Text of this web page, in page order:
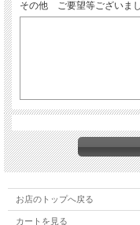
その他 ご要望等ございま
お店のトップへ戻る
カートを見る